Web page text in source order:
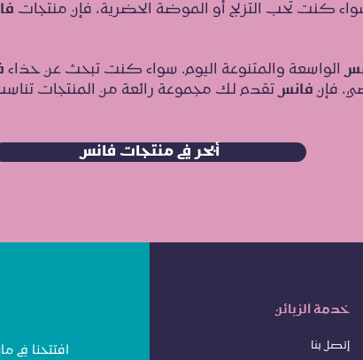
كنت تحب التزلج أو الموضة الحضرية، فإن منتجات
الواسعة والمتنوعة اليوم. سواء كنت تبحث عن حذاء
فإن فانستقدم لك مجموعة رائعة من المنتجات
أبحر في منتجات فانس
خدمة الزبائن
إتصل بنا